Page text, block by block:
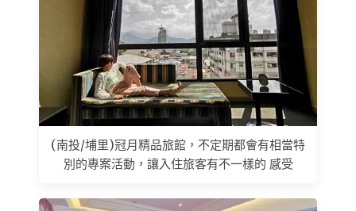
(南投/埔里)冠月精品旅館，不定期都會有相當特
別的專案活動，讓入住旅客有不一樣的 感受